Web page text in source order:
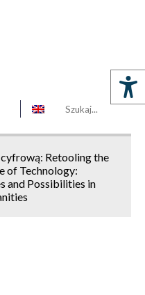
Retooling the
of Technology:
and Possibilities in